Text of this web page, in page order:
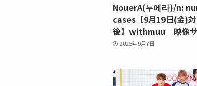
NouerA(누에라)/n:
cases【9月19日(金)
後】withmuu 映像
2025年9月7日